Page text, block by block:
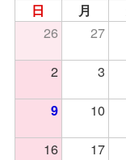
日 月
26 27
2
3
9 10
16
17